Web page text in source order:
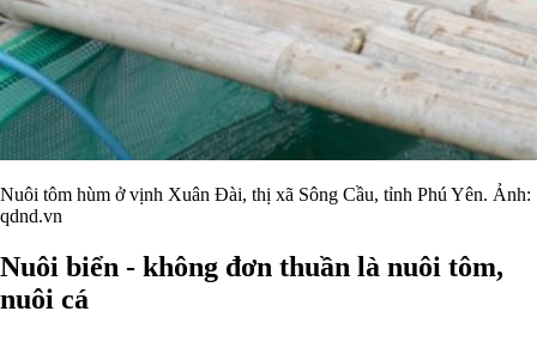
Nuôi tôm hùm ở vịnh Xuân Đài, thị xã Sông Cầu, tỉnh Phú Yên. Ảnh:
qdnd.vn
Nuôi biển - không đơn thuần là nuôi tôm,
nuôi cá